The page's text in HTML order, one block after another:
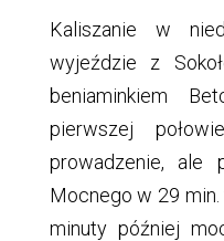
Kaliszanie w
wyjeździe z
beniaminkiem
pierwszej
prowadzenie, ale
Mocnego w 29
minuty później